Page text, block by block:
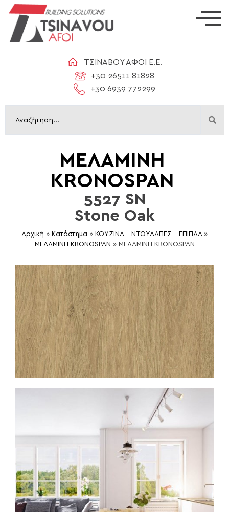
ΤΣΙΝΑΒΟΥ ΑΦΟΙ Ε.Ε.
+30 26511 81828
+30 6939 772299
ΜΕΛΑΜΙΝΗ
KRONOSPAN
5527 SN
Stone Oak
Αρχική » Κατάστημα » ΚΟΥΖΙΝΑ - ΝΤΟΥΛΑΠΕΣ - ΕΠΙΠΛΑ»
ΜΕΛΑΜΙΝΗ KRONOSPAN » ΜΕΛΑΜΙΝΗ KRONOSPAN